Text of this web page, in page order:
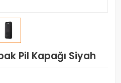
Pil Kapağı Siyah